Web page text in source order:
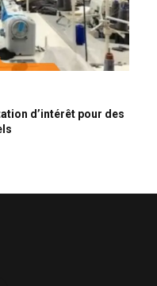
d’intérêt pour des